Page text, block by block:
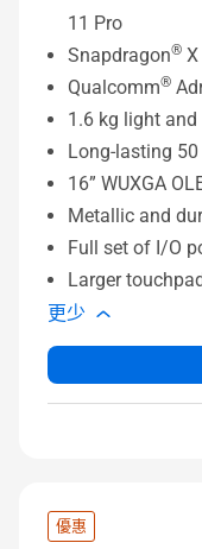
11 Pro
Snapdragon®
Qualcomm®
1.6 kg light
Long-lasting
16” WUXGA
Metallic and
Full set of I/O
Larger
更少
優惠